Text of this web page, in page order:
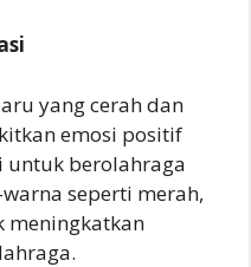
yang cerah dan
emosi positif
untuk berolahraga
seperti merah,
meningkatkan